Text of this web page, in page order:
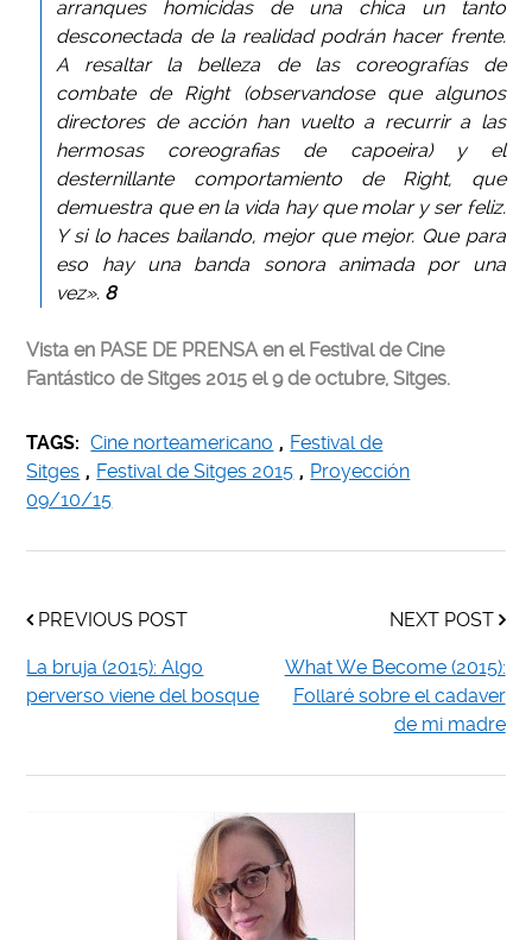
arranques homicidas de una chica un tanto
desconectada de la realidad podrán hacer frente.
A resaltar la belleza de las coreografías de
combate de Right (observandose que algunos
directores de acción han vuelto a recurrir a las
hermosas coreografias de capoeira) y el
desternillante comportamiento de Right, que
demuestra que en la vida hay que molar y ser feliz.
Y si lo haces bailando, mejor que mejor. Que para
eso hay una banda sonora animada por una
vez». 8
Vista en PASE DE PRENSA en el Festival de Cine
Fantástico de Sitges 2015 el 9 de octubre, Sitges.
TAGS: Cine norteamericano , Festival de
Sitges , Festival de Sitges 2015 , Proyección
09/10/15
PREVIOUS POST
La bruja (2015): Algo
perverso viene del bosque
NEXT POST
What We Become (2015):
Follaré sobre el cadaver
de mi madre